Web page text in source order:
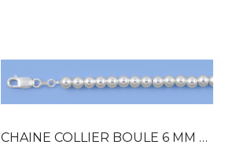
CHAINE COLLIER BOULE 6 MM ARGENT 925